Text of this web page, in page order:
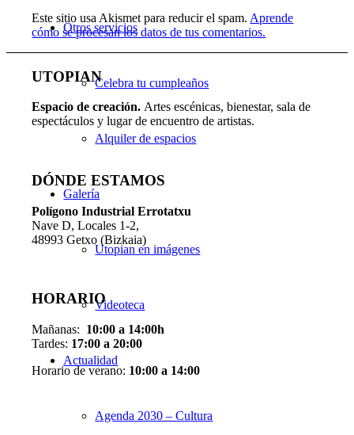
Otros servicios
Celebra tu cumpleaños
Alquiler de espacios
Galería
Utopian en imágenes
Videoteca
Actualidad
Agenda 2030 – Cultura
Este sitio usa Akismet para reducir el spam. Aprende
cómo se procesan los datos de tus comentarios.
UTOPIAN
Espacio de creación. Artes escénicas, bienestar, sala de
espectáculos y lugar de encuentro de artistas.
DÓNDE ESTAMOS
Polígono Industrial Errotatxu
Nave D, Locales 1-2,
48993 Getxo (Bizkaia)
HORARIO
Mañanas: 10:00 a 14:00h
Tardes: 17:00 a 20:00
Horario de verano: 10:00 a 14:00